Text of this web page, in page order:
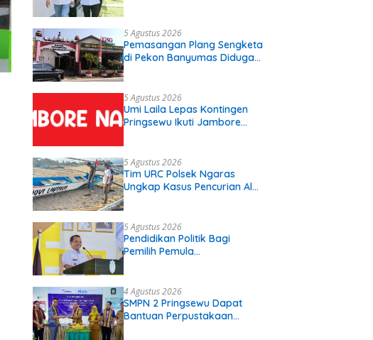
Diperjuangkan.
5 Agustus 2026
Pemasangan Plang Sengketa
di Pekon Banyumas Diduga
Diberi Pemberitahuan
5 Agustus 2026
Umi Laila Lepas Kontingen
Pringsewu Ikuti Jambore
5 Agustus 2026
Tim URC Polsek Ngaras
Ungkap Kasus Pencurian Alat
Pelaku Diamankan
5 Agustus 2026
Pendidikan Politik Bagi
Pemilih Pemula
4 Agustus 2026
SMPN 2 Pringsewu Dapat
Bantuan Perpustakaan